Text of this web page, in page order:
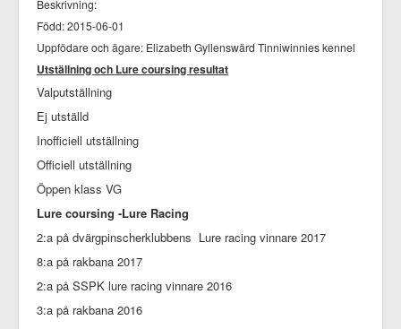
Beskrivning:
Född: 2015-06-01
Uppfödare och ägare: Elizabeth Gyllenswärd Tinniwinnies kennel
Utställning och Lure coursing resultat
Valputställning
Ej utställd
Inofficiell utställning
Officiell utställning
Öppen klass VG
Lure coursing -Lure Racing
2:a på dvärgpinscherklubbens Lure racing vinnare 2017
8:a på rakbana 2017
2:a på SSPK lure racing vinnare 2016
3:a på rakbana 2016